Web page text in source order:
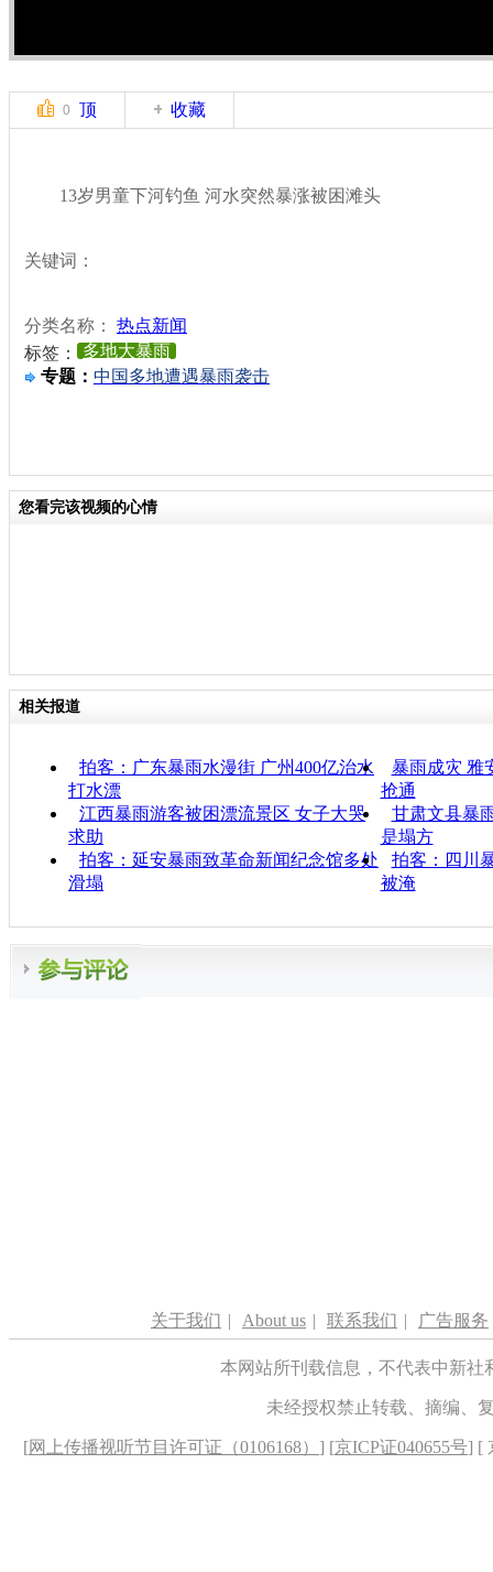
0 顶 收藏
13岁男童下河钓鱼 河水突然暴涨被困滩头
关键词：
分类名称： 热点新闻
标签：
多地大暴雨
专题： 中国多地遭遇暴雨袭击
您看完该视频的心情
相关报道
拍客：广东暴雨水漫街 广州400亿治水
打水漂
暴雨成灾 雅
抢通
江西暴雨游客被困漂流景区 女子大哭
求助
甘肃文县暴
是塌方
拍客：延安暴雨致革命新闻纪念馆多处
滑塌
拍客：四川
被淹
关于我们 | About us | 联系我们 | 广告服务
本网站所刊载信息，不代表中新
未经授权禁止转载、摘编、
[网上传播视听节目许可证（0106168） ] [京ICP证040655号] [